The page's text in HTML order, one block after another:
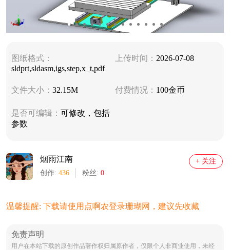
图纸格式：
sldprt,sldasm,igs,step,x_t,pdf
上传时间： 2026-07-08
文件大小： 32.15M 付费情况： 100金币
是否可编辑： 可修改，包括
参数
烟雨江南
创作: 436 粉丝: 0
+ 关注
温馨提醒: 下载请使用点啊农登录珊瑚网，建议先收藏
免责声明
用户在本站下载的原创作品著作权归属原作者，仅限个人非商业使用，未经